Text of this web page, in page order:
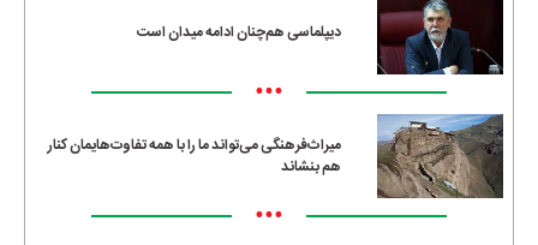
دیپلماسی هم‌چنان ادامه میدان است
•••
میراث‌فرهنگی می‌تواند ما را با همه تفاوت‌هایمان کنار
هم بنشاند
•••